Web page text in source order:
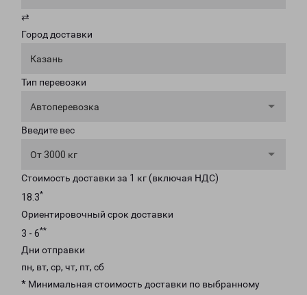
⇄
Город доставки
Казань
Тип перевозки
Автоперевозка
Введите вес
От 3000 кг
Стоимость доставки за 1 кг (включая НДС)
18.3*
Ориентировочный срок доставки
3 - 6**
Дни отправки
пн, вт, ср, чт, пт, сб
* Минимальная стоимость доставки по выбранному